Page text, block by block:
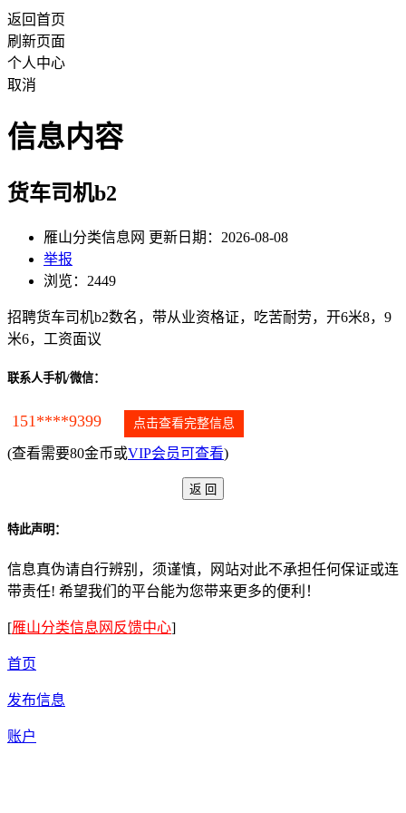
返回首页
刷新页面
个人中心
取消
信息内容
货车司机b2
雁山分类信息网 更新日期：2026-08-08
举报
浏览：2449
招聘货车司机b2数名，带从业资格证，吃苦耐劳，开6米8，9
米6，工资面议
联系人手机/微信：
151****9399 点击查看完整信息
(查看需要80金币或VIP会员可查看)
特此声明：
信息真伪请自行辨别，须谨慎，网站对此不承担任何保证或连
带责任! 希望我们的平台能为您带来更多的便利！
[雁山分类信息网反馈中心]
首页
发布信息
账户